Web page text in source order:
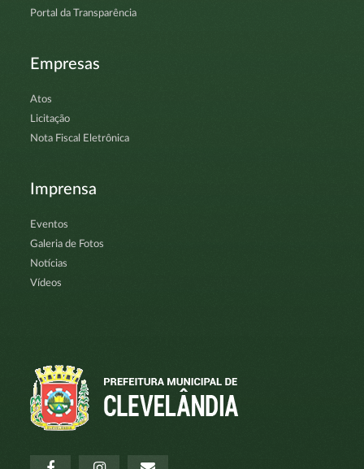
Portal da Transparência
Empresas
Atos
Licitação
Nota Fiscal Eletrônica
Imprensa
Eventos
Galeria de Fotos
Notícias
Vídeos